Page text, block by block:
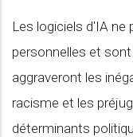
Les logiciels d'IA
personnelles et
aggraveront les
racisme et les
déterminants